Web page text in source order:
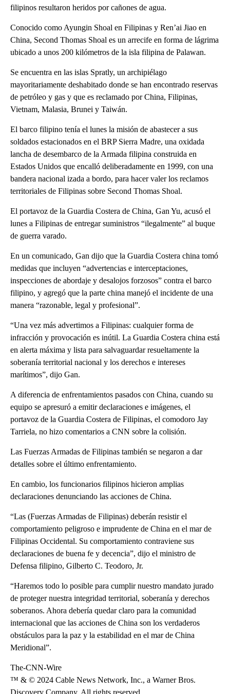
filipinos resultaron heridos por cañones de agua.
Conocido como Ayungin Shoal en Filipinas y Ren’ai Jiao en
China, Second Thomas Shoal es un arrecife en forma de lágrima
ubicado a unos 200 kilómetros de la isla filipina de Palawan.
Se encuentra en las islas Spratly, un archipiélago
mayoritariamente deshabitado donde se han encontrado reservas
de petróleo y gas y que es reclamado por China, Filipinas,
Vietnam, Malasia, Brunei y Taiwán.
El barco filipino tenía el lunes la misión de abastecer a sus
soldados estacionados en el BRP Sierra Madre, una oxidada
lancha de desembarco de la Armada filipina construida en
Estados Unidos que encalló deliberadamente en 1999, con una
bandera nacional izada a bordo, para hacer valer los reclamos
territoriales de Filipinas sobre Second Thomas Shoal.
El portavoz de la Guardia Costera de China, Gan Yu, acusó el
lunes a Filipinas de entregar suministros “ilegalmente” al buque
de guerra varado.
En un comunicado, Gan dijo que la Guardia Costera china tomó
medidas que incluyen “advertencias e interceptaciones,
inspecciones de abordaje y desalojos forzosos” contra el barco
filipino, y agregó que la parte china manejó el incidente de una
manera “razonable, legal y profesional”.
“Una vez más advertimos a Filipinas: cualquier forma de
infracción y provocación es inútil. La Guardia Costera china está
en alerta máxima y lista para salvaguardar resueltamente la
soberanía territorial nacional y los derechos e intereses
marítimos”, dijo Gan.
A diferencia de enfrentamientos pasados ​​con China, cuando su
equipo se apresuró a emitir declaraciones e imágenes, el
portavoz de la Guardia Costera de Filipinas, el comodoro Jay
Tarriela, no hizo comentarios a CNN sobre la colisión.
Las Fuerzas Armadas de Filipinas también se negaron a dar
detalles sobre el último enfrentamiento.
En cambio, los funcionarios filipinos hicieron amplias
declaraciones denunciando las acciones de China.
“Las (Fuerzas Armadas de Filipinas) deberán resistir el
comportamiento peligroso e imprudente de China en el mar de
Filipinas Occidental. Su comportamiento contraviene sus
declaraciones de buena fe y decencia”, dijo el ministro de
Defensa filipino, Gilberto C. Teodoro, Jr.
“Haremos todo lo posible para cumplir nuestro mandato jurado
de proteger nuestra integridad territorial, soberanía y derechos
soberanos. Ahora debería quedar claro para la comunidad
internacional que las acciones de China son los verdaderos
obstáculos para la paz y la estabilidad en el mar de China
Meridional”.
The-CNN-Wire
™ & © 2024 Cable News Network, Inc., a Warner Bros.
Discovery Company. All rights reserved.